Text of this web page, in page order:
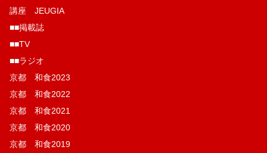
講座 JEUGIA
■■掲載誌
■■TV
■■ラジオ
京都 和食2023
京都 和食2022
京都 和食2021
京都 和食2020
京都 和食2019